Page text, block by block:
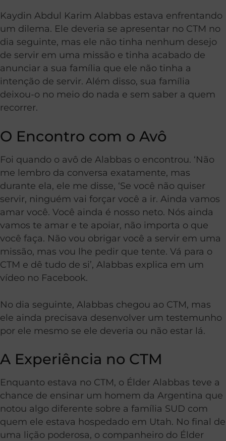
Kaydin Abdul Karim Alabbas estava enfrentando
um dilema. Ele deveria se apresentar no CTM no
dia seguinte, mas ele não tinha nenhum desejo
de servir em uma missão e tinha acabado de
anunciar a sua família que ele não tinha a
intenção de servir. Além disso, sua família
deixou-o no meio do nada e sem saber a quem
recorrer.
O Encontro com o Avô
Foi quando o avô de Alabbas o encontrou. ‘Não
me lembro da conversa exatamente, mas
durante ela, ele me disse, ‘Se você não quiser
servir, ninguém vai forçar você a ir. Ainda vamos
amar você. Você ainda é nosso neto. Nós ainda
vamos te amar e te apoiar, não importa o que
você faça. Não vou obrigar você a servir em uma
missão, mas vou lhe pedir que tente. Vá para o
CTM e dê tudo de si’, Alabbas explica em um
vídeo no Facebook.
No dia seguinte, Alabbas chegou ao CTM, mas
ele ainda precisava desenvolver um testemunho
por ele mesmo se ele deveria ou não estar lá.
A Experiência no CTM
Enquanto estava no CTM, o Élder Alabbas teve a
chance de ensinar um homem da Argentina que
notou algo diferente sobre a família SUD com
quem ele estava hospedado em Utah. No final de
uma lição poderosa, o companheiro do Élder